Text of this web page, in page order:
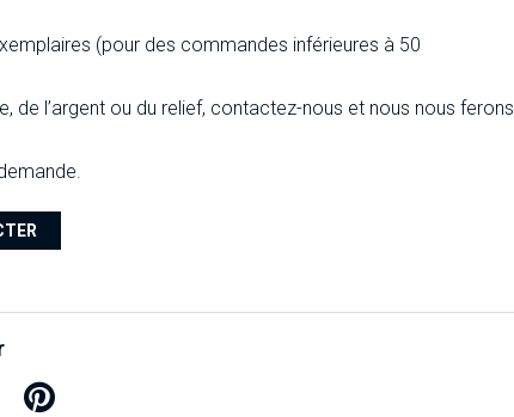
(pour des commandes inférieures à 50
de l’argent ou du relief, contactez-nous et nous nous ferons